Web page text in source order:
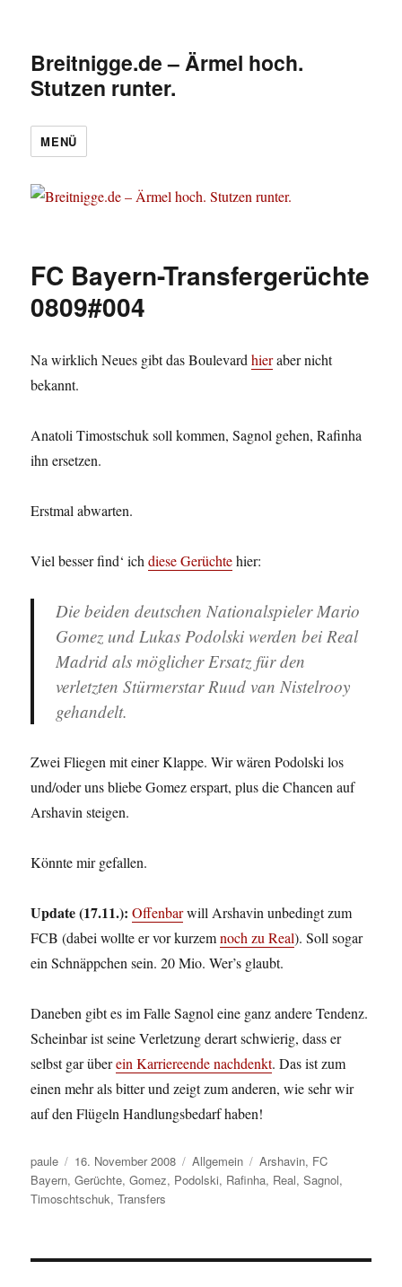
Breitnigge.de – Ärmel hoch.
Stutzen runter.
MENÜ
FC Bayern-Transfergerüchte
0809#004
Na wirklich Neues gibt das Boulevardhieraber nicht
bekannt.
Anatoli Timostschuk soll kommen, Sagnol gehen, Rafinha
ihn ersetzen.
Erstmal abwarten.
Viel besser find‘ ichdiese Gerüchtehier:
Die beiden deutschen Nationalspieler Mario
Gomez und Lukas Podolski werden bei Real
Madrid als möglicher Ersatz für den
verletzten Stürmerstar Ruud van Nistelrooy
gehandelt.
Zwei Fliegen mit einer Klappe. Wir wären Podolski los
und/oder uns bliebe Gomez erspart, plus die Chancen auf
Arshavin steigen.
Könnte mir gefallen.
Update (17.11.): Offenbarwill Arshavin unbedingt zum
FCB (dabei wollte er vor kurzemnoch zu Real). Soll sogar
ein Schnäppchen sein. 20 Mio. Wer’s glaubt.
Daneben gibt es im Falle Sagnol eine ganz andere Tendenz.
Scheinbar ist seine Verletzung derart schwierig, dass er
selbst gar überein Karriereende nachdenkt. Das ist zum
einen mehr als bitter und zeigt zum anderen, wie sehr wir
auf den Flügeln Handlungsbedarf haben!
Autor
paule
Veröffentlicht
am
16. November 2008 Kategorien
Allgemein Schlagwörter
Arshavin, FC
Bayern,Gerüchte,Gomez, Podolski, Rafinha, Real,Sagnol,
Timoschtschuk,Transfers